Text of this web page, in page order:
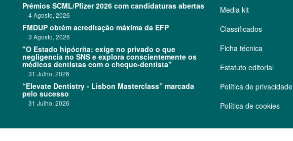
Prémios SCML/Pfizer 2026 com candidaturas abertas
4 Agosto, 2026
FMDUP obtém acreditação máxima da EFP
3 Agosto, 2026
"O Estado hipócrita: exige no privado o que
negligencia no SNS e explora conscientemente os
médicos dentistas com o cheque-dentista"
31 Julho, 2026
“Elevate Dentistry - Lisbon Masterclass” marcada
pelo sucesso
31 Julho, 2026
Media kit
Classificados
Ficha técnica
Estatuto editorial
Política de privacidade
Política de cookies